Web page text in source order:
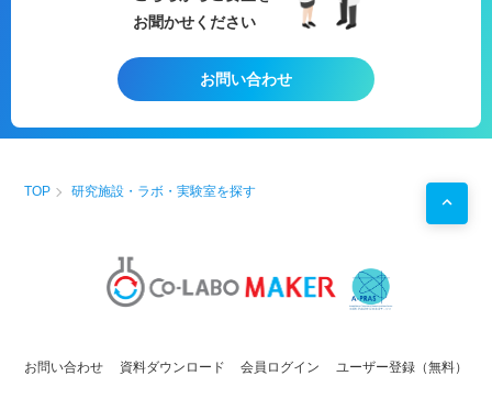
お聞かせください
お問い合わせ
TOP 研究施設・ラボ・実験室を探す
お問い合わせ 資料ダウンロード 会員ログイン ユーザー登録（無料）